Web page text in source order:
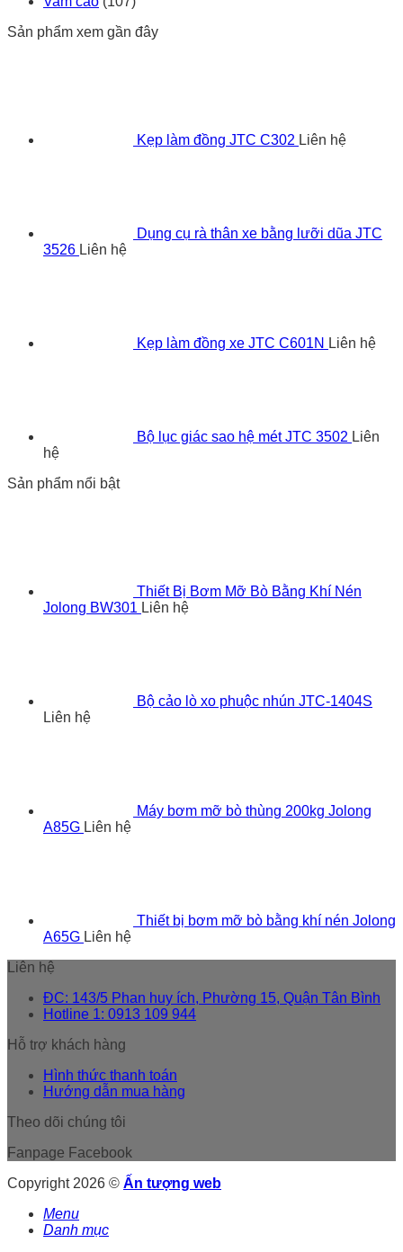
Sản phẩm xem gần đây
Kẹp làm đồng JTC C302 Liên hệ
Dụng cụ rà thân xe bằng lưỡi dũa JTC
3526 Liên hệ
Kẹp làm đồng xe JTC C601N Liên hệ
Bộ lục giác sao hệ mét JTC 3502 Liên
hệ
Sản phẩm nổi bật
Thiết Bị Bơm Mỡ Bò Bằng Khí Nén
Jolong BW301 Liên hệ
Bộ cảo lò xo phuộc nhún JTC-1404S
Liên hệ
Máy bơm mỡ bò thùng 200kg Jolong
A85G Liên hệ
Thiết bị bơm mỡ bò bằng khí nén Jolong
A65G Liên hệ
Liên hệ
ĐC: 143/5 Phan huy ích, Phường 15, Quận Tân Bình
Hotline 1: 0913 109 944
Hỗ trợ khách hàng
Hình thức thanh toán
Hướng dẫn mua hàng
Theo dõi chúng tôi
Fanpage Facebook
Copyright 2026 © Ấn tượng web
Menu
Danh mục